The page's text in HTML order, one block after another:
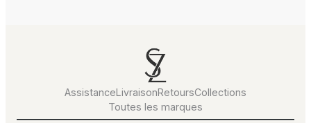
AssistanceLivraisonRetoursCollections
Toutes les marques